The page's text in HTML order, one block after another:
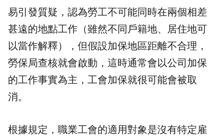
易引發質疑，認為勞工不可能同時在兩個相差
甚遠的地點工作（雖然不同戶籍地、居住地可
以當作解釋），但假設加保地區距離不合理，
勞保局查核就會啟動，這時通常會以公司加保
的工作事實為主，工會加保就很可能會被取
消。
根據規定，職業工會的適用對象是沒有特定雇